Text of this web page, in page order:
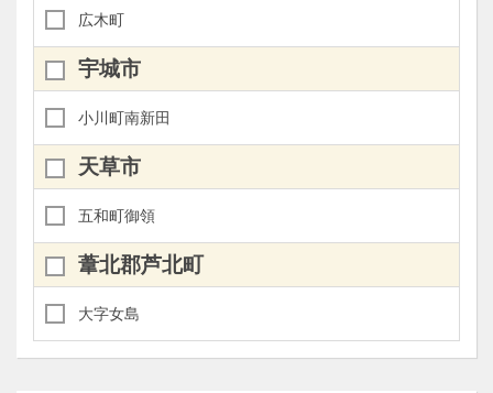
広木町
宇城市
小川町南新田
天草市
五和町御領
葦北郡芦北町
大字女島